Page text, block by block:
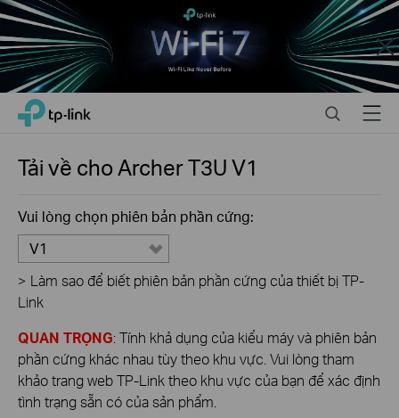
Close
Click
the
navigation
TP-Link, Reliably Smart SearchMenu
Tải về choArcher T3UV1
Vui lòng chọn phiên bản phần cứng:
V1
> Làm sao để biết phiên bản phần cứng của thiết bị TP-
Link
QUAN TRỌNG: Tính khả dụng của kiểu máy và phiên bản
phần cứng khác nhau tùy theo khu vực. Vui lòng tham
khảo trang web TP-Link theo khu vực của bạn để xác định
tình trạng sẵn có của sản phẩm.